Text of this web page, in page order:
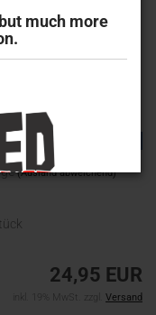
much more
(Ausland abweichend)
24,95 EUR
inkl. 19% MwSt. zzgl. Versand